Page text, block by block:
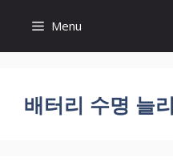
content
Menu
배터리 수명 늘